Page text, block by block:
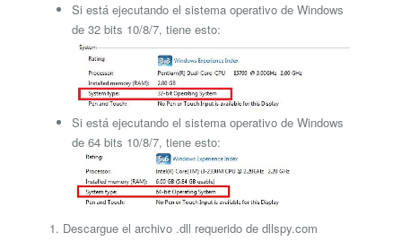
Si está ejecutando el sistema operativo de Windows
de 32 bits 10/8/7, tiene esto:
Si está ejecutando el sistema operativo de Windows
de 64 bits 10/8/7, tiene esto:
1. Descargue el archivo .dll requerido de dllspy.com